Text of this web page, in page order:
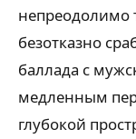
непреодолимо
безотказно
баллада с
медленным
глубокой